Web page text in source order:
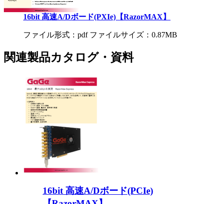
16bit 高速A/Dボード(PXIe)【RazorMAX】
ファイル形式：pdf ファイルサイズ：0.87MB
関連製品カタログ・資料
16bit 高速A/Dボード(PCIe)